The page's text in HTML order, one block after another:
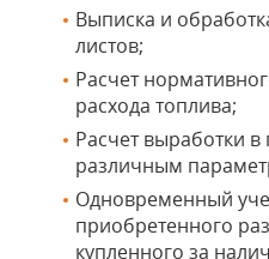
Выписка и
листов;
Расчет
расхода топлива;
Расчет выработки в
различным
Одновременный
приобретенного
купленного за